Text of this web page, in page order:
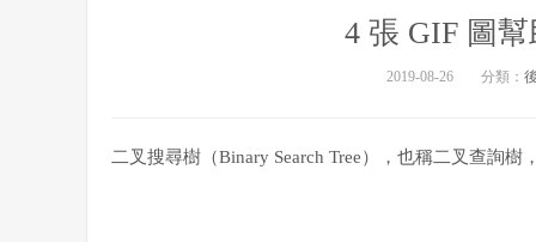
4 張 GIF 圖
2019-08-26 分類：
二叉搜尋樹（Binary Search Tree），也稱二叉查詢